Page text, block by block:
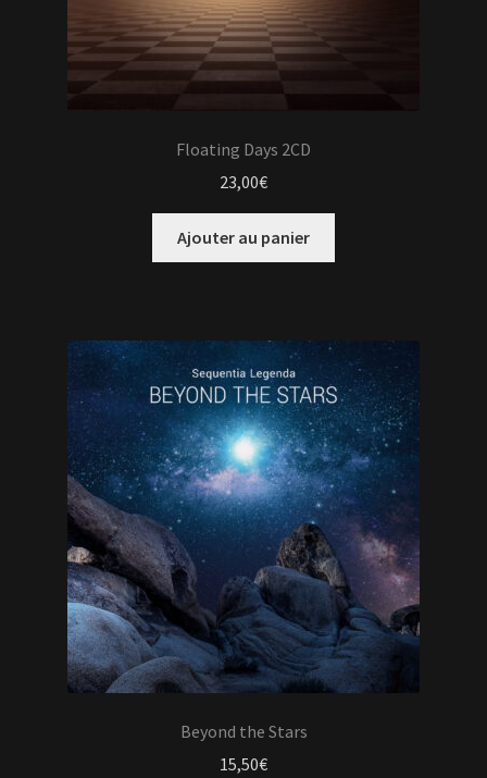
Floating Days 2CD
23,00€
Ajouter au panier
Beyond the Stars
15,50€